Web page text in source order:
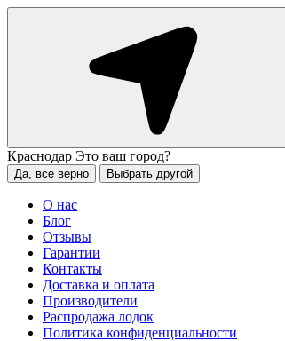
Краснодар Это ваш город?
Да, все верно Выбрать другой
О нас
Блог
Отзывы
Гарантии
Контакты
Доставка и оплата
Производители
Распродажа лодок
Политика конфиденциальности